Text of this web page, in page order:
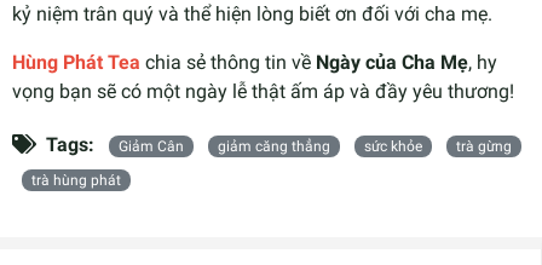
kỷ niệm trân quý và thể hiện lòng biết ơn đối với cha mẹ.
Hùng Phát Tea chia sẻ thông tin về Ngày của Cha Mẹ, hy
vọng bạn sẽ có một ngày lễ thật ấm áp và đầy yêu thương!
Tags: Giảm Cân giảm căng thẳng sức khỏe
trà gừng
trà hùng phát